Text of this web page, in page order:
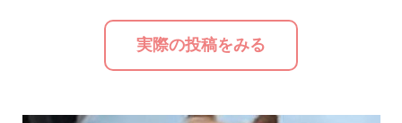
実際の投稿をみる